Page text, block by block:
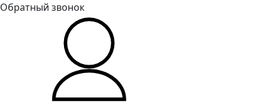
Обратный звонок